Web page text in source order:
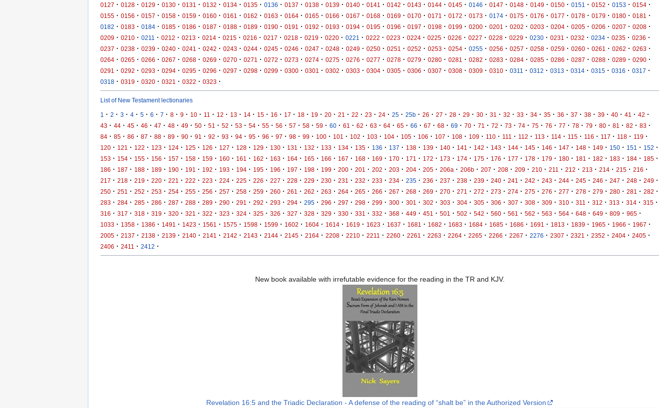
0127 · 0128 · 0129 · 0130 · 0131 · 0132 · 0134 · 0135 · 0136 · 0137 · 0138 · 0139 · 0140 · 0141 · 0142 · 0143 · 0144 · 0145 · 0146 · 0147 · 0148 · 0149 · 0150 · 0151 · 0152 · 0153 · 0154 ·
0155 · 0156 · 0157 · 0158 · 0159 · 0160 · 0161 · 0162 · 0163 · 0164 · 0165 · 0166 · 0167 · 0168 · 0169 · 0170 · 0171 · 0172 · 0173 · 0174 · 0175 · 0176 · 0177 · 0178 · 0179 · 0180 · 0181 ·
0182 · 0183 · 0184 · 0185 · 0186 · 0187 · 0188 · 0189 · 0190 · 0191 · 0192 · 0193 · 0194 · 0195 · 0196 · 0197 · 0198 · 0199 · 0200 · 0201 · 0202 · 0203 · 0204 · 0205 · 0206 · 0207 · 0208 ·
0209 · 0210 · 0211 · 0212 · 0213 · 0214 · 0215 · 0216 · 0217 · 0218 · 0219 · 0220 · 0221 · 0222 · 0223 · 0224 · 0225 · 0226 · 0227 · 0228 · 0229 · 0230 · 0231 · 0232 · 0234 · 0235 · 0236 ·
0237 · 0238 · 0239 · 0240 · 0241 · 0242 · 0243 · 0244 · 0245 · 0246 · 0247 · 0248 · 0249 · 0250 · 0251 · 0252 · 0253 · 0254 · 0255 · 0256 · 0257 · 0258 · 0259 · 0260 · 0261 · 0262 · 0263 ·
0264 · 0265 · 0266 · 0267 · 0268 · 0269 · 0270 · 0271 · 0272 · 0273 · 0274 · 0275 · 0276 · 0277 · 0278 · 0279 · 0280 · 0281 · 0282 · 0283 · 0284 · 0285 · 0286 · 0287 · 0288 · 0289 · 0290 ·
0291 · 0292 · 0293 · 0294 · 0295 · 0296 · 0297 · 0298 · 0299 · 0300 · 0301 · 0302 · 0303 · 0304 · 0305 · 0306 · 0307 · 0308 · 0309 · 0310 · 0311 · 0312 · 0313 · 0314 · 0315 · 0316 · 0317 ·
0318 · 0319 · 0320 · 0321 · 0322 · 0323 ·
List of New Testament lectionaries
1 · 2 · 3 · 4 · 5 · 6 · 7 · 8 · 9 · 10 · 11 · 12 · 13 · 14 · 15 · 16 · 17 · 18 · 19 · 20 · 21 · 22 · 23 · 24 · 25 · 25b · 26 · 27 · 28 · 29 · 30 · 31 · 32 · 33 · 34 · 35 · 36 · 37 · 38 · 39 · 40 · 41 · 42 ·
43 · 44 · 45 · 46 · 47 · 48 · 49 · 50 · 51 · 52 · 53 · 54 · 55 · 56 · 57 · 58 · 59 · 60 · 61 · 62 · 63 · 64 · 65 · 66 · 67 · 68 · 69 · 70 · 71 · 72 · 73 · 74 · 75 · 76 · 77 · 78 · 79 · 80 · 81 · 82 · 83 ·
84 · 85 · 86 · 87 · 88 · 89 · 90 · 91 · 92 · 93 · 94 · 95 · 96 · 97 · 98 · 99 · 100 · 101 · 102 · 103 · 104 · 105 · 106 · 107 · 108 · 109 · 110 · 111 · 112 · 113 · 114 · 115 · 116 · 117 · 118 · 119 ·
120 · 121 · 122 · 123 · 124 · 125 · 126 · 127 · 128 · 129 · 130 · 131 · 132 · 133 · 134 · 135 · 136 · 137 · 138 · 139 · 140 · 141 · 142 · 143 · 144 · 145 · 146 · 147 · 148 · 149 · 150 · 151 · 152 ·
153 · 154 · 155 · 156 · 157 · 158 · 159 · 160 · 161 · 162 · 163 · 164 · 165 · 166 · 167 · 168 · 169 · 170 · 171 · 172 · 173 · 174 · 175 · 176 · 177 · 178 · 179 · 180 · 181 · 182 · 183 · 184 · 185 ·
186 · 187 · 188 · 189 · 190 · 191 · 192 · 193 · 194 · 195 · 196 · 197 · 198 · 199 · 200 · 201 · 202 · 203 · 204 · 205 · 206a · 206b · 207 · 208 · 209 · 210 · 211 · 212 · 213 · 214 · 215 · 216 ·
217 · 218 · 219 · 220 · 221 · 222 · 223 · 224 · 225 · 226 · 227 · 228 · 229 · 230 · 231 · 232 · 233 · 234 · 235 · 236 · 237 · 238 · 239 · 240 · 241 · 242 · 243 · 244 · 245 · 246 · 247 · 248 · 249 ·
250 · 251 · 252 · 253 · 254 · 255 · 256 · 257 · 258 · 259 · 260 · 261 · 262 · 263 · 264 · 265 · 266 · 267 · 268 · 269 · 270 · 271 · 272 · 273 · 274 · 275 · 276 · 277 · 278 · 279 · 280 · 281 · 282 ·
283 · 284 · 285 · 286 · 287 · 288 · 289 · 290 · 291 · 292 · 293 · 294 · 295 · 296 · 297 · 298 · 299 · 300 · 301 · 302 · 303 · 304 · 305 · 306 · 307 · 308 · 309 · 310 · 311 · 312 · 313 · 314 · 315 ·
316 · 317 · 318 · 319 · 320 · 321 · 322 · 323 · 324 · 325 · 326 · 327 · 328 · 329 · 330 · 331 · 332 · 368 · 449 · 451 · 501 · 502 · 542 · 560 · 561 · 562 · 563 · 564 · 648 · 649 · 809 · 965 ·
1033 · 1358 · 1386 · 1491 · 1423 · 1561 · 1575 · 1598 · 1599 · 1602 · 1604 · 1614 · 1619 · 1623 · 1637 · 1681 · 1682 · 1683 · 1684 · 1685 · 1686 · 1691 · 1813 · 1839 · 1965 · 1966 · 1967 ·
2005 · 2137 · 2138 · 2139 · 2140 · 2141 · 2142 · 2143 · 2144 · 2145 · 2164 · 2208 · 2210 · 2211 · 2260 · 2261 · 2263 · 2264 · 2265 · 2266 · 2267 · 2276 · 2307 · 2321 · 2352 · 2404 · 2405 ·
2406 · 2411 · 2412 ·
New book available with irrefutable evidence for the reading in the TR and KJV.
Revelation 16:5 and the Triadic Declaration - A defense of the reading of “shalt be” in the Authorized Version